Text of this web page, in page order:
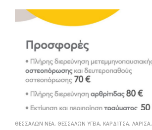
ΘΕΣΣΑΛΩΝ ΝΕΑ, ΘΕΣΣΑΛΩΝ ΥΓΕΙΑ, ΚΑΡΔΊΤΣΑ, ΛΑΡΙΣΑ,